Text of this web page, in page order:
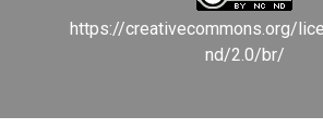
https://creativecommons.org/
nd/2.0/br/